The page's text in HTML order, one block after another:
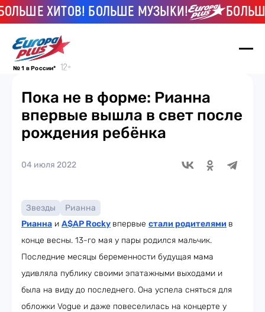
ХИТОВ! БОЛЬШЕ МУЗЫКИ! БОЛЬШЕ
№ 1 в России*
Пока не в форме: Рианна
впервые вышла в свет после
рождения ребёнка
04 июля 2022
Звезды
Рианна
Рианна и A$AP Rocky впервые стали родителями в
конце весны. 13-го мая у пары родился мальчик.
Последние месяцы беременности будущая мама
удивляла публику своими эпатажными выходами и
была на виду до последнего. Она успела сняться для
обложки Vogue и даже повеселилась на концерте у